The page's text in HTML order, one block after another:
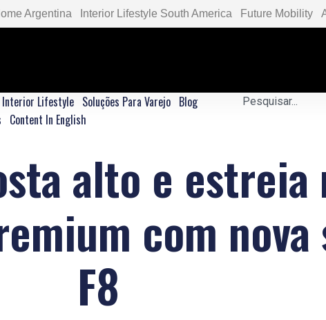
Argentina Interior Lifestyle South America Future Mobility
Interior Lifestyle Soluções Para Varejo Blog
Content In English
alto e estreia
com
F8